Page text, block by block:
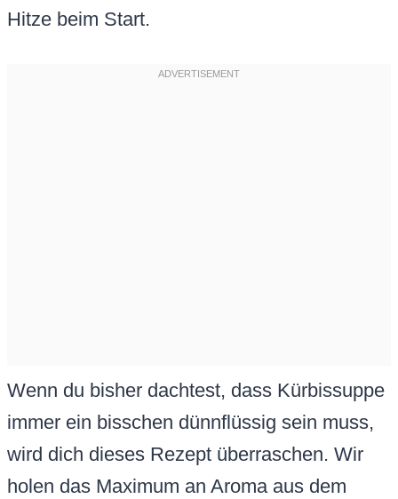
Hitze beim Start.
Wenn du bisher dachtest, dass Kürbissuppe
immer ein bisschen dünnflüssig sein muss,
wird dich dieses Rezept überraschen. Wir
holen das Maximum an Aroma aus dem